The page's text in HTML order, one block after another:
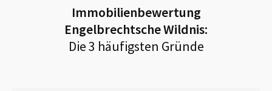
Immobilienbewertung
Engelbrechtsche Wildnis:
Die 3 häufigsten Gründe